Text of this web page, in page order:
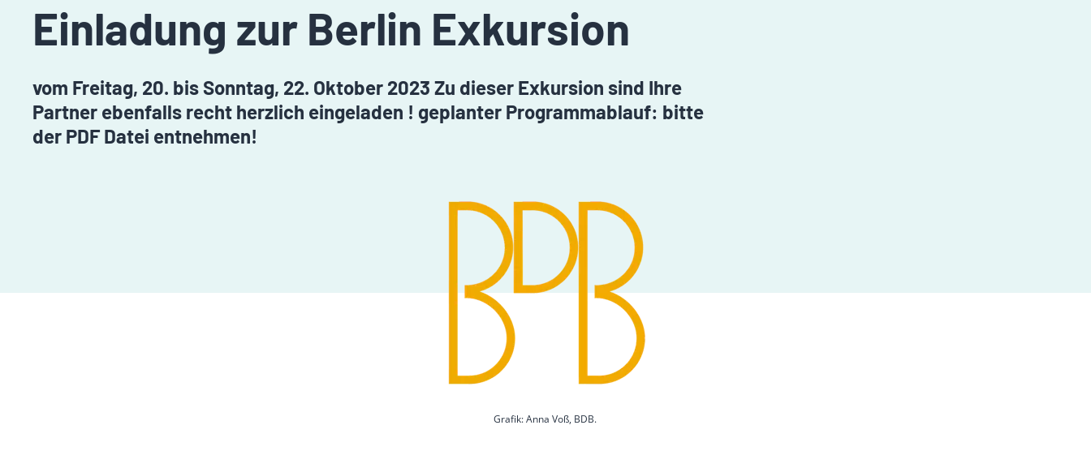
Einladung zur Berlin Exkursion
vom Freitag, 20. bis Sonntag, 22. Oktober 2023 Zu dieser Exkursion sind Ihre
Partner ebenfalls recht herzlich eingeladen ! geplanter Programmablauf: bitte
der PDF Datei entnehmen!
Grafik: Anna Voß, BDB.